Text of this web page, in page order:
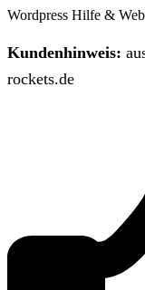
Wordpress Hilfe &
Kundenhinweis:
rockets.de